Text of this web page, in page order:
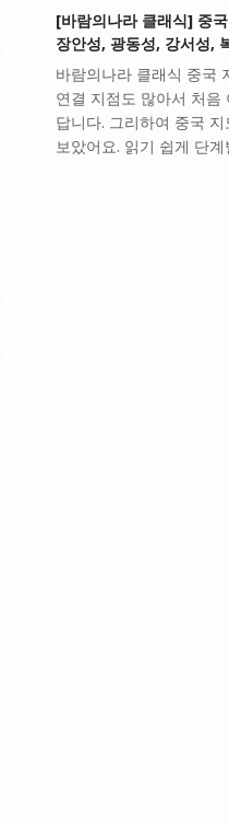
[바람의나라 클래식] 중
장안성, 광동성, 강서성,
바람의나라 클래식 중국
연결 지점도 많아서 처음
답니다. 그리하여 중국
보았어요. 읽기 쉽게 단